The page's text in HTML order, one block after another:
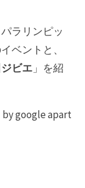
ラリンピッ
ベントと、
ジビエ 」を紹
google apart